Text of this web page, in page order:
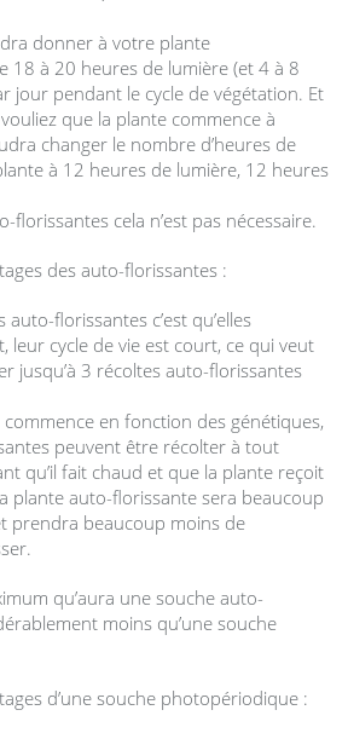
donner à votre plante
18 à 20 heures de lumière (et 4 à 8
jour pendant le cycle de végétation. Et
que la plante commence à
changer le nombre d’heures de
à 12 heures de lumière, 12 heures
florissantes cela n’est pas nécessaire.
des auto-florissantes :
auto-florissantes c’est qu’elles
leur cycle de vie est court, ce qui veut
jusqu’à 3 récoltes auto-florissantes
en fonction des génétiques,
peuvent être récolter à tout
qu’il fait chaud et que la plante reçoit
plante auto-florissante sera beaucoup
prendra beaucoup moins de
qu’aura une souche auto-
moins qu’une souche
d’une souche photopériodique :